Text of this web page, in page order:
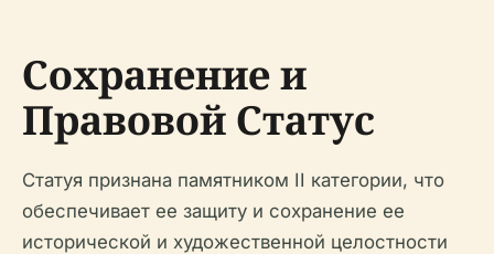
Сохранение и
Правовой Статус
Статуя признана памятником II категории, что
обеспечивает ее защиту и сохранение ее
исторической и художественной целостности